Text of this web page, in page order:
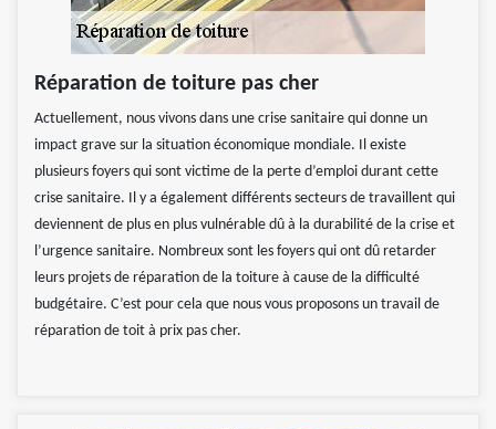
Réparation de toiture pas cher
Actuellement, nous vivons dans une crise sanitaire qui donne un
impact grave sur la situation économique mondiale. Il existe
plusieurs foyers qui sont victime de la perte d’emploi durant cette
crise sanitaire. Il y a également différents secteurs de travaillent qui
deviennent de plus en plus vulnérable dû à la durabilité de la crise et
l’urgence sanitaire. Nombreux sont les foyers qui ont dû retarder
leurs projets de réparation de la toiture à cause de la difficulté
budgétaire. C’est pour cela que nous vous proposons un travail de
réparation de toit à prix pas cher.